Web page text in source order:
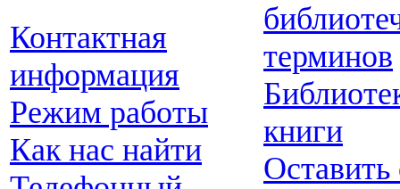
Контактная
информация
Режим работы
Как нас найти
терминов
книги
Оставить